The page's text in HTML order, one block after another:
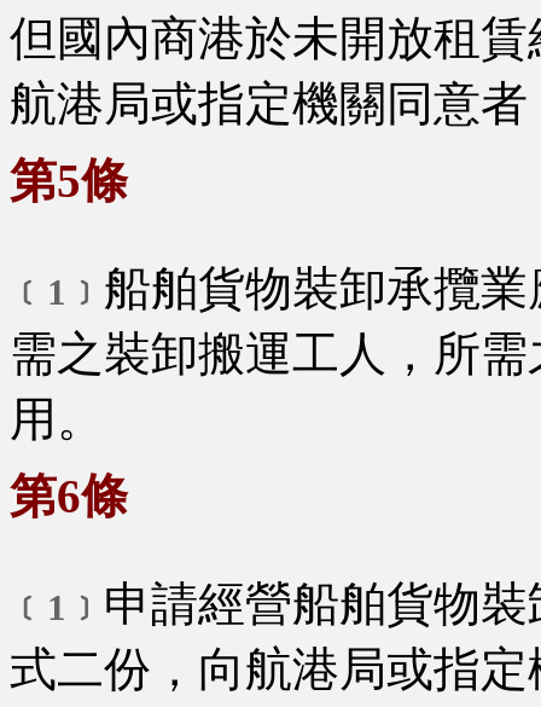
但國內商港於未開放租
航港局或指定機關同意
第5條
﹝1﹞ 船舶貨物裝卸承攬業
需之裝卸搬運工人，所
用。
第6條
﹝1﹞ 申請經營船舶貨物
式二份，向航港局或指